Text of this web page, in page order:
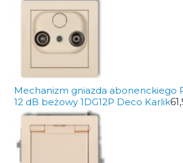
Mechanizm gniazda abonenckiego
12 dB beżowy 1DG12P Deco Karlik